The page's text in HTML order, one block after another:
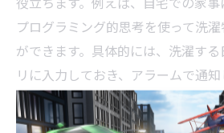
プログラミング的思考を使って洗
ができます。具体的には、洗濯す
リに入力しておき、アラームで通
定することができます。また、近
物リストを作成する場合も、プロ